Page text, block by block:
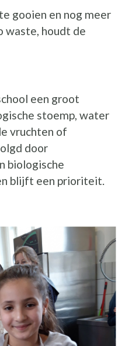
gooien en nog meer
waste, houdt de
een groot
stoemp, water
vruchten of
door
biologische
blijft een prioriteit.